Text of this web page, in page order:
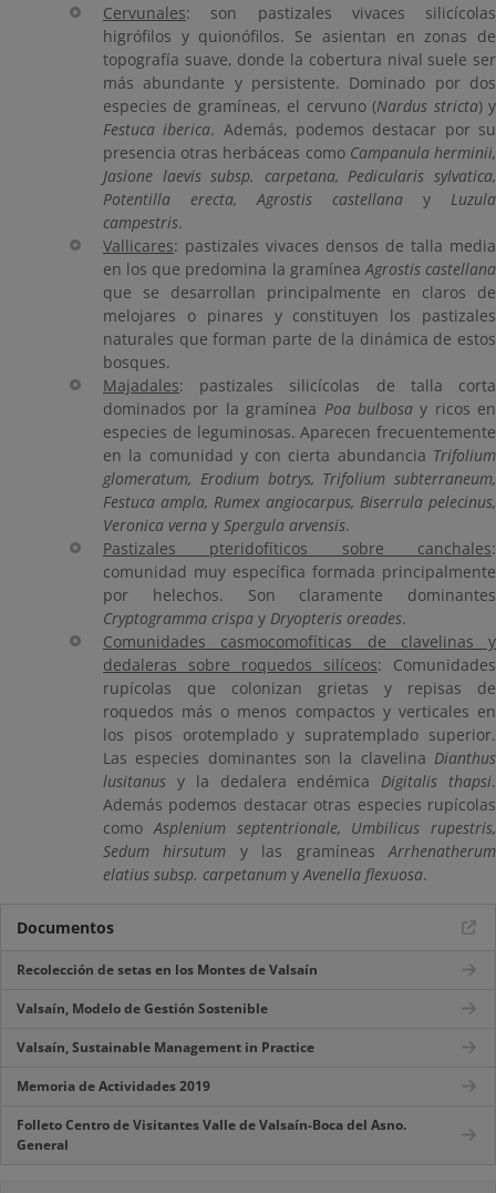
Cervunales: son pastizales vivaces silicícolas
higrófilos y quionófilos. Se asientan en zonas de
topografía suave, donde la cobertura nival suele ser
más abundante y persistente. Dominado por dos
especies de gramíneas, el cervuno (Nardus stricta) y
Festuca iberica. Además, podemos destacar por su
presencia otras herbáceas como Campanula herminii,
Jasione laevis subsp. carpetana, Pedicularis sylvatica,
Potentilla erecta, Agrostis castellana y Luzula
campestris.
Vallicares: pastizales vivaces densos de talla media
en los que predomina la gramínea Agrostis castellana
que se desarrollan principalmente en claros de
melojares o pinares y constituyen los pastizales
naturales que forman parte de la dinámica de estos
bosques.
Majadales: pastizales silicícolas de talla corta
dominados por la gramínea Poa bulbosay ricos en
especies de leguminosas. Aparecen frecuentemente
en la comunidad y con cierta abundancia Trifolium
glomeratum, Erodium botrys, Trifolium subterraneum,
Festuca ampla, Rumex angiocarpus, Biserrula pelecinus,
Veronica verna y Spergula arvensis.
Pastizales pteridofíticos sobre canchales:
comunidad muy específica formada principalmente
por helechos. Son claramente dominantes
Cryptogramma crispa y Dryopteris oreades.
Comunidades casmocomofíticas de clavelinas y
dedaleras sobre roquedos silíceos: Comunidades
rupícolas que colonizan grietas y repisas de
roquedos más o menos compactos y verticales en
los pisos orotemplado y supratemplado superior.
Las especies dominantes son la clavelina Dianthus
lusitanus y la dedalera endémica Digitalis thapsi.
Además podemos destacar otras especies rupícolas
como Asplenium septentrionale, Umbilicus rupestris,
Sedum hirsutum y las gramíneasArrhenatherum
elatius subsp. carpetanum y Avenella flexuosa.
Documentos
Recolección de setas en los Montes de Valsaín
Valsaín, Modelo de Gestión Sostenible
Valsaín, Sustainable Management in Practice
Memoria de Actividades 2019
Folleto Centro de Visitantes Valle de Valsaín-Boca del Asno.
General